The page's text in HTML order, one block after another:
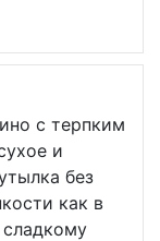
с терпким
и
без
как в
сладкому